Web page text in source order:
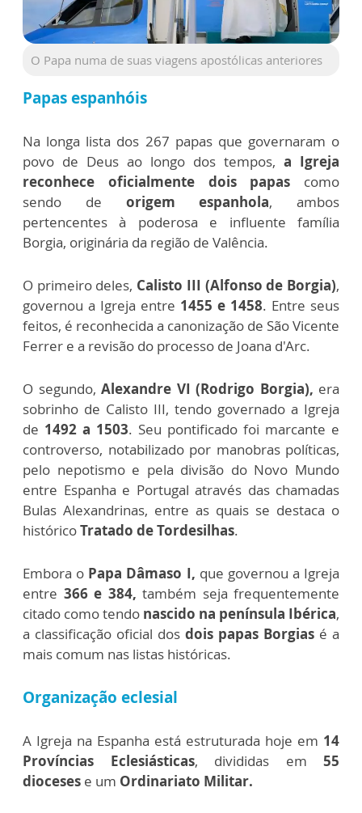
O Papa numa de suas viagens apostólicas anteriores
Papas espanhóis
Na longa lista dos 267 papas que governaram o
povo de Deus ao longo dos tempos, a Igreja
reconhece oficialmente dois papas como
sendo de origem espanhola, ambos
pertencentes à poderosa e influente família
Borgia, originária da região de Valência.
O primeiro deles, Calisto III (Alfonso de Borgia),
governou a Igreja entre 1455 e 1458. Entre seus
feitos, é reconhecida a canonização de São Vicente
Ferrer e a revisão do processo de Joana d'Arc.
O segundo, Alexandre VI (Rodrigo Borgia), era
sobrinho de Calisto III, tendo governado a Igreja
de 1492 a 1503. Seu pontificado foi marcante e
controverso, notabilizado por manobras políticas,
pelo nepotismo e pela divisão do Novo Mundo
entre Espanha e Portugal através das chamadas
Bulas Alexandrinas, entre as quais se destaca o
históricoTratado de Tordesilhas.
Embora o Papa Dâmaso I, que governou a Igreja
entre 366 e 384, também seja frequentemente
citado como tendo nascido na península Ibérica,
a classificação oficial dos dois papas Borgias é a
mais comum nas listas históricas.
Organização eclesial
A Igreja na Espanha está estruturada hoje em 14
Províncias Eclesiásticas, divididas em 55
dioceses e um Ordinariato Militar.